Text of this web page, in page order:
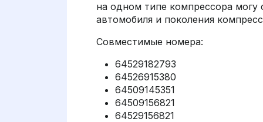
на одном типе компрессора могу
автомобиля и поколения
Совместимые номера:
64529182793
64526915380
64509145351
64509156821
64529156821